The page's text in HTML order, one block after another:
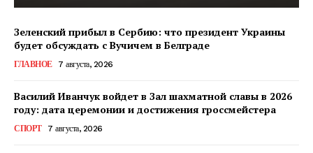
Зеленский прибыл в Сербию: что президент Украины
будет обсуждать с Вучичем в Белграде
ГЛАВНОЕ 7 августа, 2026
Василий Иванчук войдет в Зал шахматной славы в 2026
году: дата церемонии и достижения гроссмейстера
СПОРТ 7 августа, 2026